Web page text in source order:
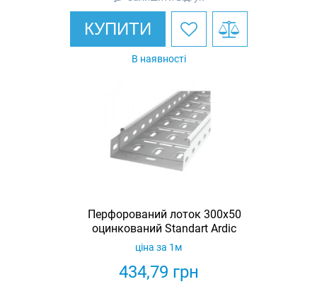
КУПИТИ
В наявності
Перфорований лоток 300х50
оцинкований Standart Ardic
434,79 грн
ціна за 1м